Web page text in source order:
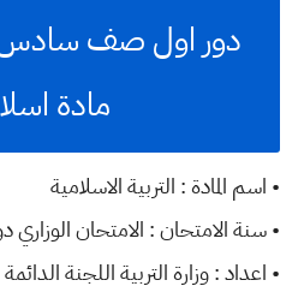
مادة
• اسم المادة : التربية الاسلامية
• سنة الامتحان : الامتحان الوزاري
• اعداد : وزارة التربية اللجنة